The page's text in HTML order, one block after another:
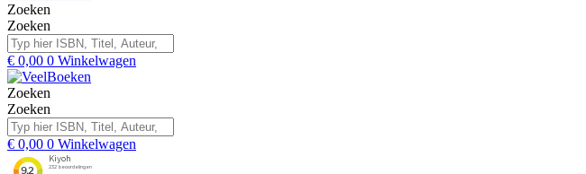
Zoeken
Zoeken
€ 0,00 0 Winkelwagen
Zoeken
Zoeken
€ 0,00 0 Winkelwagen